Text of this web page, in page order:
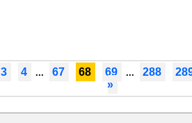
3 4 ... 67 68 69 ... 288
»